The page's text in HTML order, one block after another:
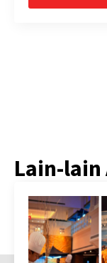
Lain-